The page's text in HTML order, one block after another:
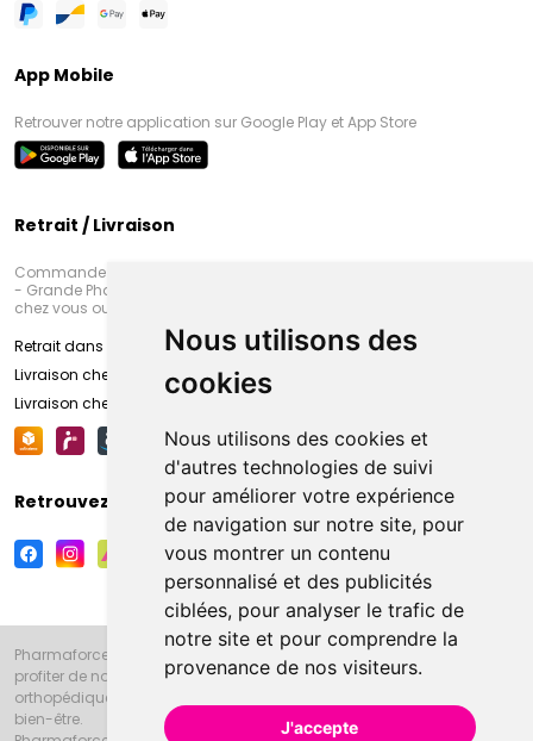
Nous utilisons des
cookies
Nous utilisons des cookies et
d'autres technologies de suivi
pour améliorer votre expérience
de navigation sur notre site, pour
vous montrer un contenu
personnalisé et des publicités
ciblées, pour analyser le trafic de
notre site et pour comprendre la
provenance de nos visiteurs.
J'accepte
App Mobile
Retrouver notre application sur Google Play et App Store
Retrait / Livraison
Commandez en ligne et venez chercher votre commande à Amiens
- Grande Pharmacie d’Amiens (Fachon) ou recevez-là rapidement
chez vous ou en point retrait
Retrait dans la pharmacie d’Amiens
Livraison chez vous
Livraison chez votre commerçant
Retrouvez-nous sur vos réseaux sociaux
Pharmaforce.fr et la Grande Pharmacie d’Amiens vous souhaitent de
profiter de notre accueil, de nos conseils pharmaceutiques,
orthopédiques, homéopathiques, parapharmaceutiques, beauté et
bien-être.